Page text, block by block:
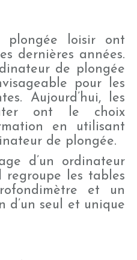
plongée loisir ont
dernières années.
de plongée
pour les
Aujourd’hui, les
ont le choix
en utilisant
de plongée.
d’un ordinateur
regroupe les tables
et un
d’un seul et unique